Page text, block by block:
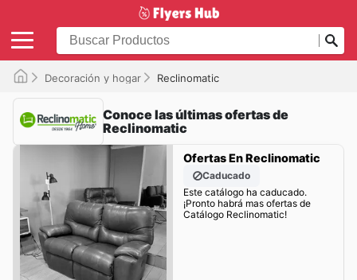
Decoración y hogar Reclinomatic
Conoce las últimas ofertas de
Reclinomatic
Ofertas En Reclinomatic
Caducado
Este catálogo ha caducado.
¡Pronto habrá mas ofertas de
Catálogo Reclinomatic!